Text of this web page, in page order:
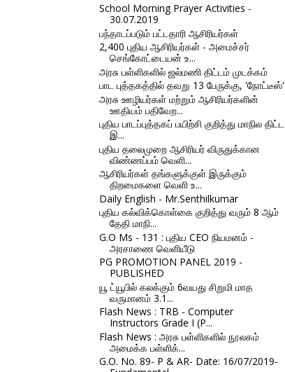
School Morning Prayer Activities -
30.07.2019
பந்தாடப்படும் பட்டதாரி ஆசிரியர்கள்
2,400 புதிய ஆசிரியர்கள் - அமைச்சர்
செங்கோட்டையன் உ...
அரசு பள்ளிகளில் ஜல்மணி திட்டம் முடக்கம்
பாட புத்தகத்தில் தவறு 13 பேருக்கு, 'நோட்டீஸ்'
அரசு ஊழியர்கள் மற்றும் ஆசிரியர்களின்
ஊதியம் பதிவேற...
புதிய பாடப்புத்தகப் பயிற்சி குறித்து மாநில திட்ட
இ...
புதிய தலைமுறை ஆசிரியர் விருதுக்கான
விண்ணப்பம் வெளி...
ஆசிரியர்கள் தங்களுக்குள் இருக்கும்
திறமைகளை வெளி உ...
Daily English - Mr.Senthilkumar
புதிய கல்விக்கொள்கை குறித்து வரும் 8 ஆம்
தேதி மாநி...
G.O Ms - 131 : புதிய CEO நியமனம் -
அரசாணை வெளியீடு
PG PROMOTION PANEL 2019 -
PUBLISHED
யூ ட்யூபில் கலக்கும் 6வயது சிறுமி மாத
வருமானம் 3.1...
Flash News : TRB - Computer
Instructors Grade I (P...
Flash News : அரசு பள்ளிகளில் நூலகம்
அமைக்க பள்ளிக்...
G.O. No. 89- P & AR- Date: 16/07/2019-